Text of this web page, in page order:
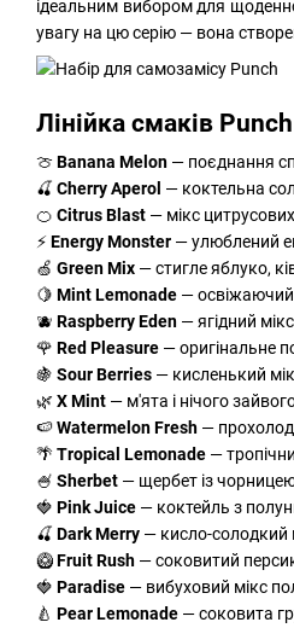
ідеальним вибором для
увагу на цю серію — вона
Лінійка смаків Punch
🍈Banana Melon — поєднання
🍒 Cherry Aperol — коктельна
🍊 Citrus Blast — мікс
⚡Energy Monster — улюблений
🍏 Green Mix — стигле яблуко,
🍋 Mint Lemonade —
🫐 Raspberry Eden — ягідний
🌹 Red Pleasure — оригінальне
🍇 Sour Berries — кисленький
🌿 X Mint — м'ята і нічого
🍉Watermelon Fresh —
🌴Tropical Lemonade —
🍧 Sherbet — щербет із
🍓 Pink Juice — коктейль з
🍒 Dark Merry — кисло-солодкий
🥝Fruit Rush — соковитий
🍓 Paradise — вибуховий мікс
🍐 Pear Lemonade — соковита